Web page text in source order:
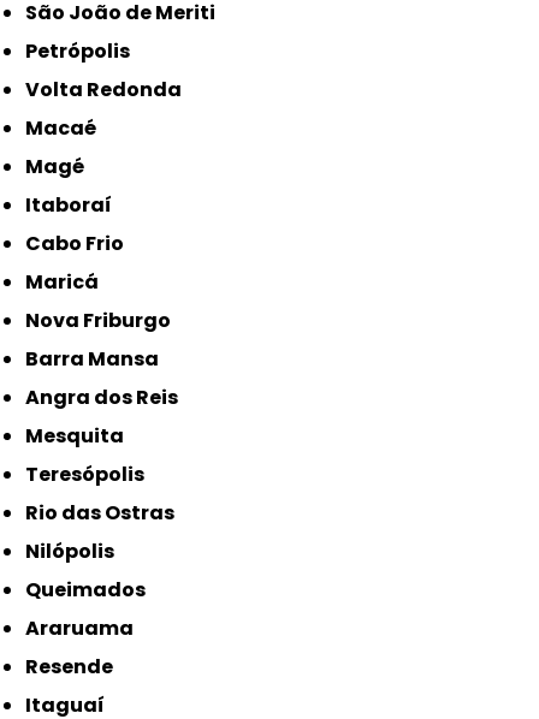
São João de Meriti
Petrópolis
Volta Redonda
Macaé
Magé
Itaboraí
Cabo Frio
Maricá
Nova Friburgo
Barra Mansa
Angra dos Reis
Mesquita
Teresópolis
Rio das Ostras
Nilópolis
Queimados
Araruama
Resende
Itaguaí